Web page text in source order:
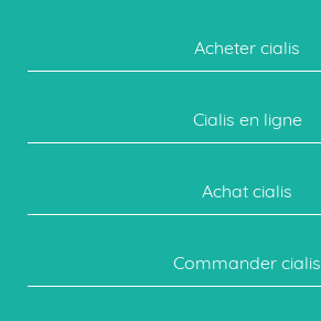
Acheter cialis
Cialis en ligne
Achat cialis
Commander cialis